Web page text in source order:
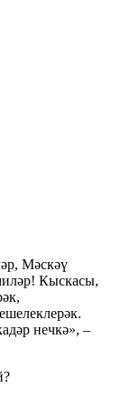
Мәскәү
Кыскасы,
нечкә», –